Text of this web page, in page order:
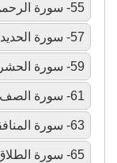
55- سورة الرحمن
57- سورة الحديد
59- سورة الحشر
61- سورة الصف
63- سورة المنافقون
65- سورة الطلاق